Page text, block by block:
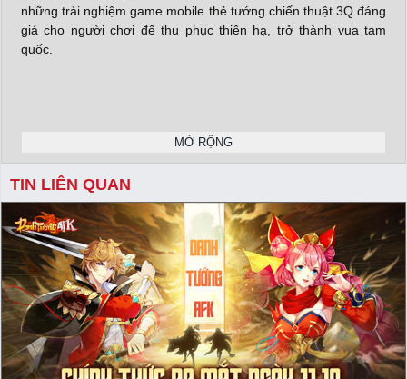
những trải nghiệm game mobile thẻ tướng chiến thuật 3Q đáng
giá cho người chơi để thu phục thiên hạ, trở thành vua tam
quốc.
Chí cùng bầu không khí hào hùng của các anh hùng, danh
tướng truyền kỳ xứng danh trong thời Tam Quốc khi xưa như:
Tào Tháo, Lưu Bị, Tôn Quyền, Quan Vũ hay Khổng Minh cùng
với dàn mỹ nhân quyến rũ như Điêu Thuyền, Đại Kiều,…
X
MỞ RỘNG
TIN LIÊN QUAN